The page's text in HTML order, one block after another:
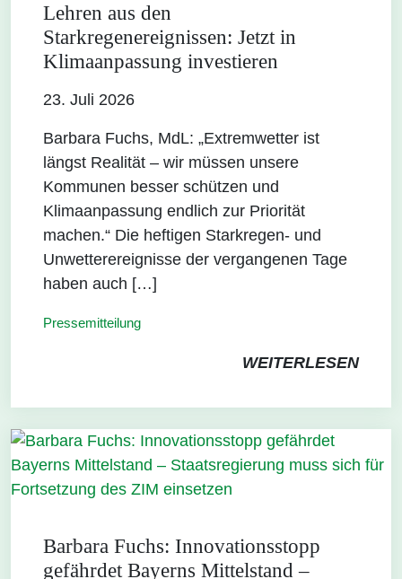
Lehren aus den
Starkregenereignissen: Jetzt in
Klimaanpassung investieren
23. Juli 2026
Barbara Fuchs, MdL: „Extremwetter ist
längst Realität – wir müssen unsere
Kommunen besser schützen und
Klimaanpassung endlich zur Priorität
machen.“ Die heftigen Starkregen- und
Unwetterereignisse der vergangenen Tage
haben auch […]
Pressemitteilung
WEITERLESEN
Barbara Fuchs: Innovationsstopp
gefährdet Bayerns Mittelstand –